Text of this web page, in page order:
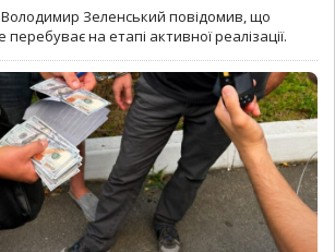
Зеленський повідомив, що
перебуває на етапі активної реалізації.